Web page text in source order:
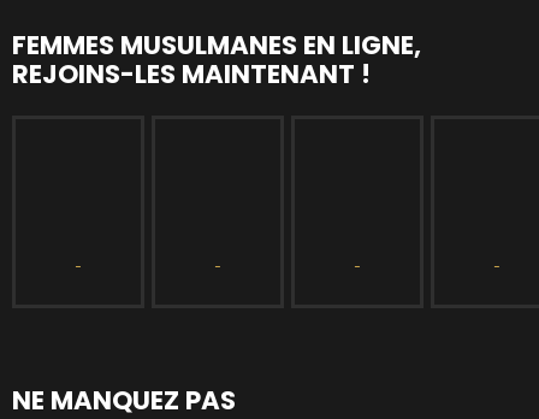
FEMMES MUSULMANES EN LIGNE,
REJOINS-LES MAINTENANT !
NE MANQUEZ PAS